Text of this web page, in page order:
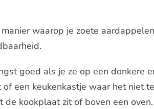
waarop je zoete
goed als je ze op een donkere
een keukenkastje waar het niet
kookplaat zit of boven een